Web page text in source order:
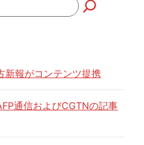
新報がコンテンツ提携
通信およびCGTNの記事